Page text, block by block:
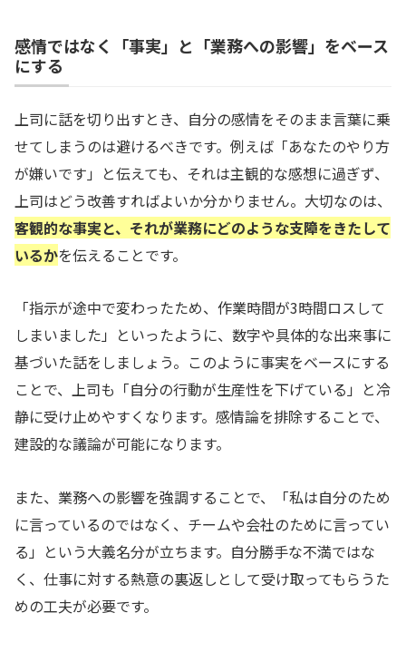
感情ではなく「事実」と「業務への影響」をベース
にする
上司に話を切り出すとき、自分の感情をそのまま言葉に乗
せてしまうのは避けるべきです。例えば「あなたのやり方
が嫌いです」と伝えても、それは主観的な感想に過ぎず、
上司はどう改善すればよいか分かりません。大切なのは、
客観的な事実と、それが業務にどのような支障をきたして
いるかを伝えることです。
「指示が途中で変わったため、作業時間が3時間ロスして
しまいました」といったように、数字や具体的な出来事に
基づいた話をしましょう。このように事実をベースにする
ことで、上司も「自分の行動が生産性を下げている」と冷
静に受け止めやすくなります。感情論を排除することで、
建設的な議論が可能になります。
また、業務への影響を強調することで、「私は自分のため
に言っているのではなく、チームや会社のために言ってい
る」という大義名分が立ちます。自分勝手な不満ではな
く、仕事に対する熱意の裏返しとして受け取ってもらうた
めの工夫が必要です。